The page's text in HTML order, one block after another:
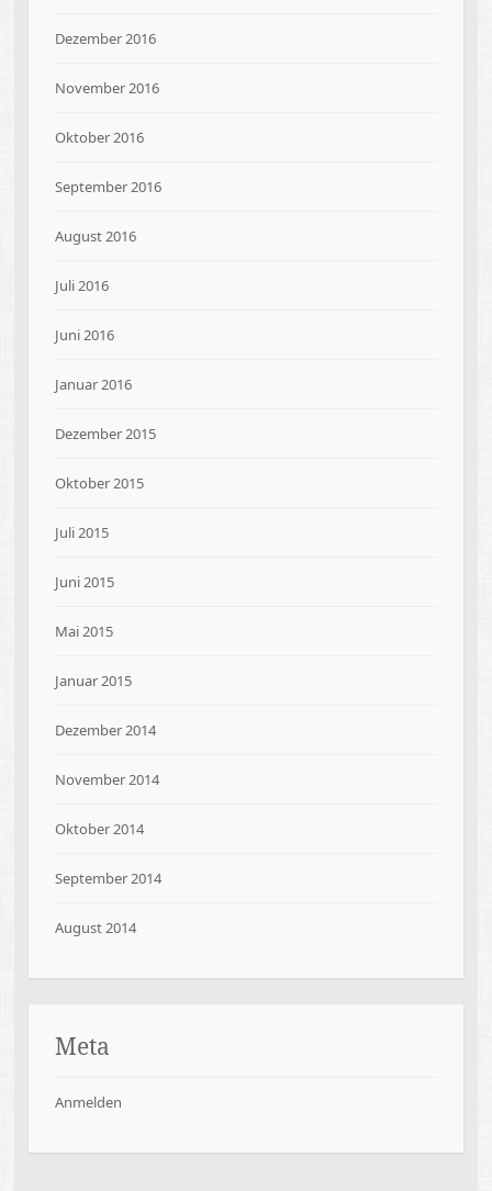
Dezember 2016
November 2016
Oktober 2016
September 2016
August 2016
Juli 2016
Juni 2016
Januar 2016
Dezember 2015
Oktober 2015
Juli 2015
Juni 2015
Mai 2015
Januar 2015
Dezember 2014
November 2014
Oktober 2014
September 2014
August 2014
Meta
Anmelden